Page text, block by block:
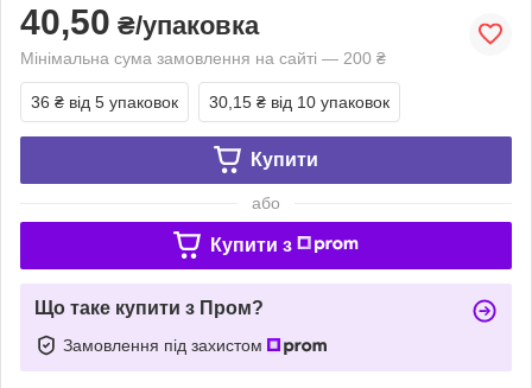
40,50 ₴/упаковка
Мінімальна сума замовлення на сайті — 200 ₴
36 ₴ від 5 упаковок 30,15 ₴ від 10 упаковок
Купити
або
Купити з
Що таке купити з Пром?
Замовлення під захистом